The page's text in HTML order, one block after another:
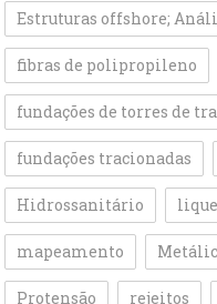
Estruturas offshore;
fibras de polipropileno
fundações de torres de
fundações tracionadas
Hidrossanitário
mapeamento
Protensão rejeitos